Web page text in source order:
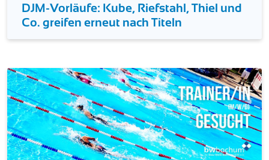
DJM-Vorläufe: Kube, Riefstahl, Thiel und
Co. greifen erneut nach Titeln